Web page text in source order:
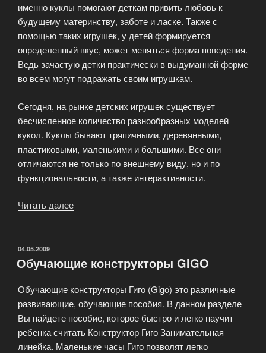
именно куклы помогают деткам привить любовь к
будущему материнству, заботе и ласке. Также с
помощью таких игрушек, у детей формируется
определенный вкус, может меняться форма поведения.
Ведь зачастую детки практически в выдуманной форме
во всем могут подражать своим игрушкам.
Сегодня, на рынке детских игрушек существует
бесчисленное количество разнообразных моделей
кукол. Куклы бывают тряпичными, деревянными,
пластиковыми, маленькими и большими. Все они
отличаются не только по внешнему виду, но и по
функциональности, а также интерактивности.
Читать далее
ОПУБЛИКОВАНО
04.05.2009
Обучающие конструкторы GIGO
Обучающие конструкторы Гиго (Gigo) это различные
развивающие, обучающие пособия. В данном разделе
Вы найдете пособие, которое быстро и легко научит
ребенка считать Конструктор Гиго Занимательная
линейка. Маленькие часы Гиго позволят легко